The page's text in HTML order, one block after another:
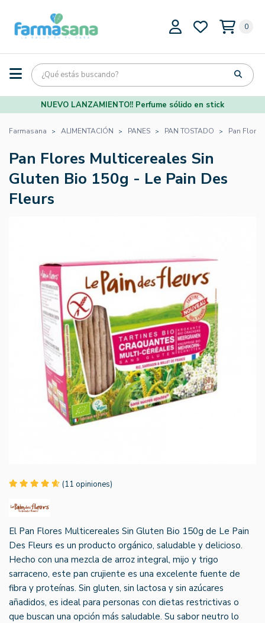
0
NUEVO LANZAMIENTO!! Perfume sólido en stick
Farmasana ALIMENTACIÓN PANES PAN TOSTADO Pan
Pan Flores Multicereales Sin
Gluten Bio 150g - Le Pain Des
Fleurs
(11 opiniones)
El Pan Flores Multicereales Sin Gluten Bio 150g de Le Pain
Des Fleurs es un producto orgánico, saludable y delicioso.
Hecho con una mezcla de arroz integral, mijo y trigo
sarraceno, este pan crujiente es una excelente fuente de
fibra y proteínas. Sin gluten, sin lactosa y sin azúcares
añadidos, es ideal para personas con dietas restrictivas o
que buscan una opción más saludable. Su sabor neutro lo